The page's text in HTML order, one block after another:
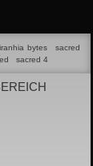
bytes
sacred
sacred 4